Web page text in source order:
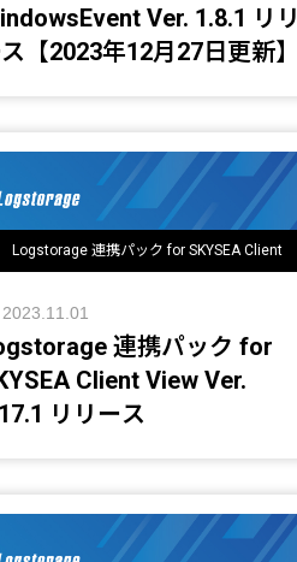
Ver. 1.8.1 リリ
【2023年12月27日更新】
Logstorage 連携パック for SKYSEA Client
2023.11.01
連携パック for
Client View Ver.
リリース